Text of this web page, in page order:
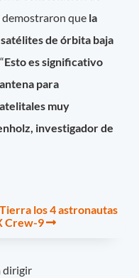
demostraron que la
de órbita baja
Esto es significativo
para
muy
investigador de
los 4 astronautas
Crew-9
dirigir